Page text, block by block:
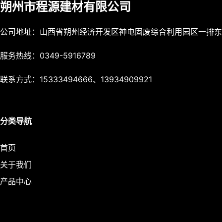
朔州市程源建材有限公司
公司地址：山西省朔州经济开发区神电固废综合利用园区一排
服务热线：0349-5916789
联系方式：15333494666、13934909921
分类导航
首页
关于我们
产品中心